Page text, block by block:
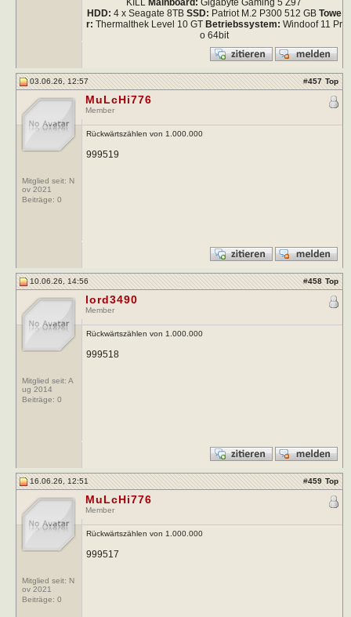
HDD: 4 x Seagate 8TB SSD: Patriot M.2 P300 512 GB Towe
r: Thermalthek Level 10 GT Betriebssystem: Windoof 11 Pr
o 64bit
03.06.26, 12:57 #457 Top
Mitglied seit: N
ov 2021
Beiträge: 0
MuLcHi776
Member
Rückwärtszählen von 1.000.000
999519
10.06.26, 14:56 #458 Top
Mitglied seit: A
ug 2014
Beiträge: 0
lord3490
Member
Rückwärtszählen von 1.000.000
999518
16.06.26, 12:51 #459 Top
Mitglied seit: N
ov 2021
Beiträge: 0
MuLcHi776
Member
Rückwärtszählen von 1.000.000
999517